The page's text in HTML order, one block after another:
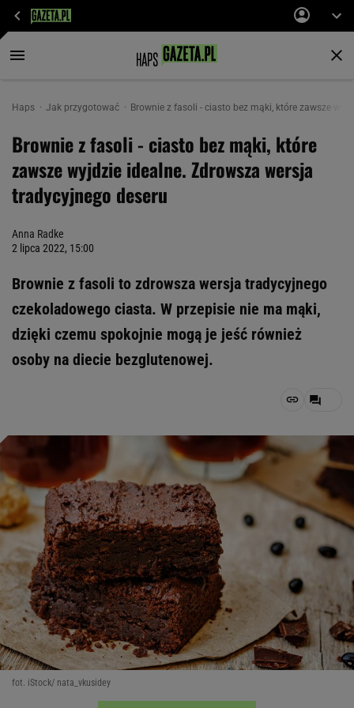
Haps Jak przygotować Brownie z fasoli - ciasto bez mąki, które zawsze
Brownie z fasoli - ciasto bez mąki, które
zawsze wyjdzie idealne. Zdrowsza wersja
tradycyjnego deseru
Anna Radke
2 lipca 2022, 15:00
Brownie z fasoli to zdrowsza wersja tradycyjnego
czekoladowego ciasta. W przepisie nie ma mąki,
dzięki czemu spokojnie mogą je jeść również
osoby na diecie bezglutenowej.
fot. iStock/ nata_vkusidey